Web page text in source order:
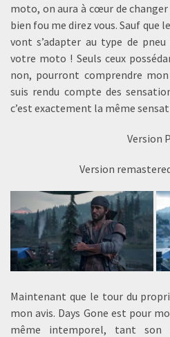
moto, on aura à cœur de changer
bien fou me direz vous. Sauf que
vont s’adapter au type de
votre moto ! Seuls ceux
non, pourront comprendre
suis rendu compte des
c’est exactement la même
Version
Version
Maintenant que le tour du
mon avis. Days Gone est pour
même intemporel, tant son